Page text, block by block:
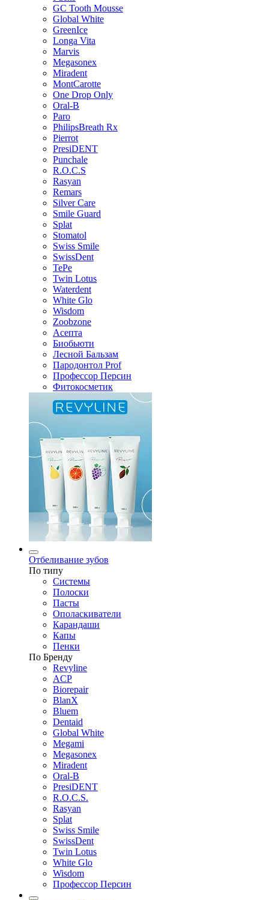
GC Tooth Mousse
Global White
GreenIce
Longa Vita
Marvis
Megasonex
Miradent
MontCarotte
One Drop Only
Oral-B
Paro
PhilipsBreath Rx
Pierrot
PresiDENT
Punchale
R.O.C.S
Rasyan
Remars
Silver Care
Smile Guard
Splat
Stomatol
Swiss Smile
SwissDent
TePe
Twin Lotus
Waterdent
White Glo
Wisdom
Zoobzone
Асепта
Биобьюти
Лесной Бальзам
Пародонтол Prof
Профессор Персин
Фитокосметик
Отбеливание зубов
По типу
Системы
Полоски
Пасты
Ополаскиватели
Карандаши
Капы
Пенки
По Бренду
Revyline
ACP
Biorepair
BlanX
Bluem
Dentaid
Global White
Megami
Megasonex
Miradent
Oral-B
PresiDENT
R.O.C.S.
Rasyan
Splat
Swiss Smile
SwissDent
Twin Lotus
White Glo
Wisdom
Профессор Персин